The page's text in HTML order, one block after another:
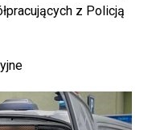
z Policją